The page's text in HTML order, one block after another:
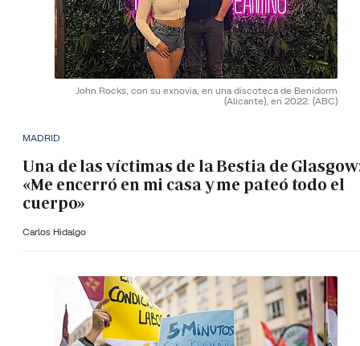
John Rocks, con su exnovia, en una discoteca de Benidorm
(Alicante), en 2022. (ABC)
MADRID
Una de las víctimas de la Bestia de
«Me encerró en mi casa y me pateó todo el
cuerpo»
Carlos Hidalgo